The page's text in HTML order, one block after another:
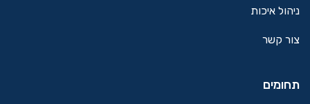
ניהול איכות
צור קשר
תחומים